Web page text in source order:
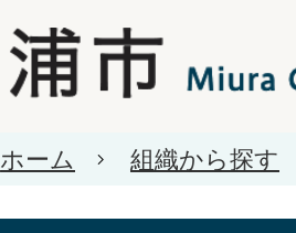
ホーム 組織から探す